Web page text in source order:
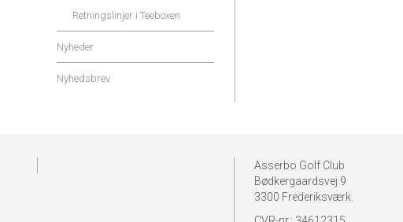
Retningslinjer i Teeboxen
Nyheder
Nyhedsbrev
Asserbo Golf Club
Bødkergaardsvej 9
3300 Frederiksværk.